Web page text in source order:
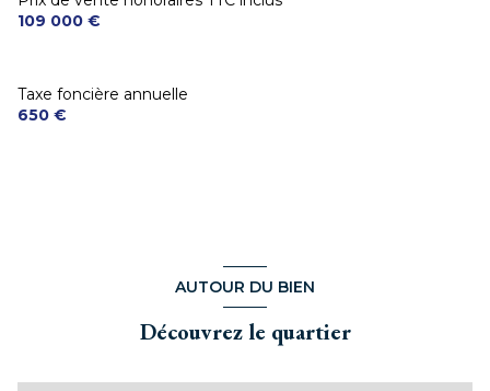
109 000 €
Taxe foncière annuelle
650 €
AUTOUR DU BIEN
Découvrez le quartier